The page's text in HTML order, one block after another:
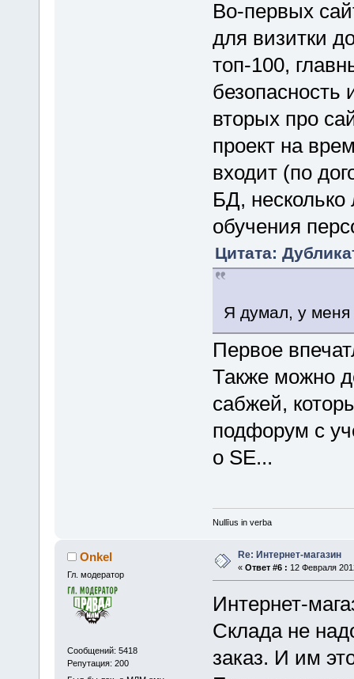
Во-первых
для визитки
топ-100,
безопасность
вторых про
проект на
входит (по
БД, несколько
обучения
Цитата:
Я думал, у
Первое
Также можно
сабжей,
подфорум с
о SE...
Nullīus in verba
Onkel
Гл. модератор
Сообщений: 5418
Репутация: 200
Re: Интернет-магазин
« Ответ #6 : 12 Февраля
Интернет-
Склада не
заказ. И им